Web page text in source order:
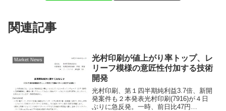
関連記事
Market News
光村印刷が値上がり率トップ、レ
リーフ模様の意匠性付加する技術
開発
光村印刷、第１四半期純利益3.7倍、新開
発案件も２本発表光村印刷(7916)が４日
ぶりに急反発。一時、前日比47円